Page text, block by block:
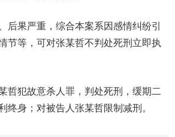
后果严重，综合本案系因感情纠纷引
节等，可对张某哲不判处死刑立即执
哲犯故意杀人罪，判处死刑，缓期二
终身；对被告人张某哲限制减刑。